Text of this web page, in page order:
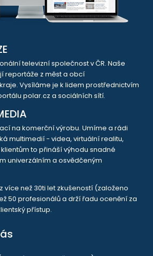
televizní společnost v ČR. Naše
reportáže z měst a obcí
Vysíláme je k lidem prostřednictvím
polar.cz a sociálních sítí.
na komerční výrobu. Umíme a rádi
multimedií - videa, virtuální realitu,
to přináší výhodu snadné
univerzálním a osvědčeným
více než 30ti let zkušeností (založeno
50 profesionálů a drží řadu ocenění za
přístup.